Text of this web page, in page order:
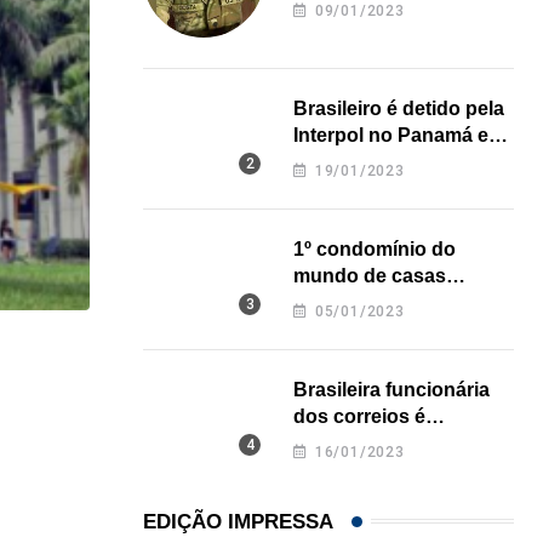
Açaí é reconhecido oficialmente como fruto
09/01/2023
Brasileiro é detido pela
Interpol no Panamá e
pode pegar prisão
19/01/2023
1º condomínio do
mundo de casas
impressas em 3D é
05/01/2023
Brasileira funcionária
dos correios é
assassinada a facadas
16/01/2023
EDIÇÃO IMPRESSA